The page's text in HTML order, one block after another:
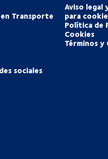
Transporte
sociales
Aviso legal
para
Política de
Cookies
Términos y